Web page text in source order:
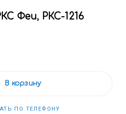
Феи, РКС-1216
В корзину
ПО ТЕЛЕФОНУ